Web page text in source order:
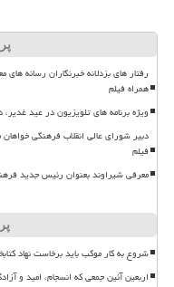
رفتار های بزدلانه خبرنگاران رسانه
همراه فیلم
ویژه برنامه های تلویزیون در عید غدیر،
دبیر شورای عالی انقلاب فرهنگی
فیلم
معرفی شیراوند بعنوان رئیس جدید
شروع به کار موکب باید برخاست نهاد
اربعین آئین جمعی که انسجام، امید و